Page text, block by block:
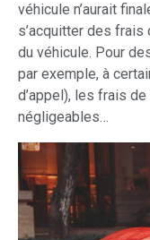
véhicule n’aurait
s’acquitter des frais
du véhicule. Pour
par exemple, à
d’appel), les frais
négligeables…